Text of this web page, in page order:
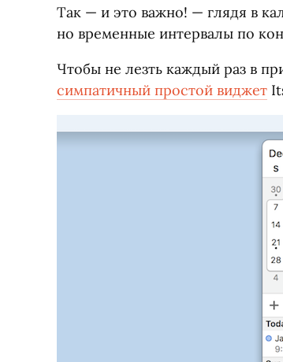
Так — и это важно! — глядя в
но временные интервалы по
Чтобы не лезть каждый раз в
симпатичный простой виджет